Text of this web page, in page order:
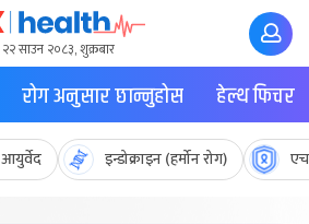
२२ साउन २०८३, शुक्रबार
रोग अनुसार छान्नुहोस हेल्थ फिचर
आयुर्वेद इन्डोक्राइन (हर्मोन रोग)